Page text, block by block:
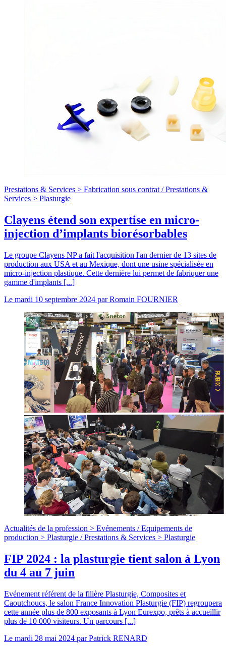
Prestations & Services > Fabrication sous contrat /Prestations &
Services > Plasturgie
Clayens étend son expertise en micro-
injection d’implants biorésorbables
Le groupe Clayens NP a fait l'acquisition l'an dernier de 13 sites de
production aux USA et au Mexique, dont une usine spécialisée en
micro-injection plastique. Cette dernière lui permet de fabriquer une
gamme d'implants [...]
Le mardi 10 septembre 2024 parRomain FOURNIER
Actualités de la profession > Evénements /Equipements de
production > Plasturgie /Prestations & Services > Plasturgie
FIP 2024 : la plasturgie tient salon à Lyon
du 4 au 7 juin
Evénement référent de la filière Plasturgie, Composites et
Caoutchoucs, le salon France Innovation Plasturgie (FIP) regroupera
cette année plus de 800 exposants à Lyon Eurexpo, prêts à accueillir
plus de 10 000 visiteurs. Un parcours [...]
Le mardi 28 mai 2024 parPatrick RENARD